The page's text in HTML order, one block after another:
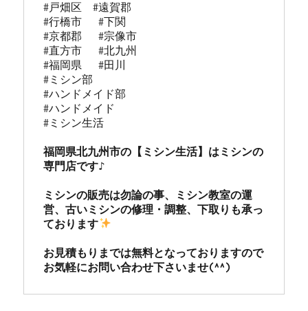
#戸畑区  #遠賀郡
#行橋市   #下関
#京都郡   #宗像市
#直方市   #北九州
#福岡県   #田川
#ミシン部
#ハンドメイド部
#ハンドメイド
#ミシン生活
福岡県北九州市の【ミシン生活】はミシンの
専門店です♪
ミシンの販売は勿論の事、ミシン教室の運
営、古いミシンの修理・調整、下取りも承っ
ております
お見積もりまでは無料となっておりますので
お気軽にお問い合わせ下さいませ(^^)